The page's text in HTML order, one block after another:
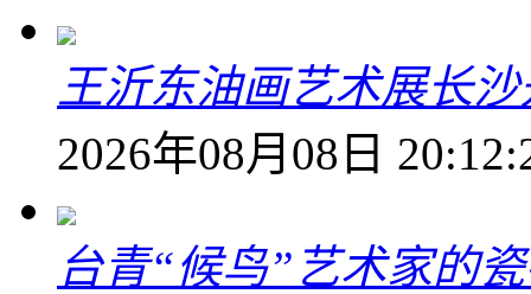
王沂东油画艺术展长
2026年08月08日
台青“候鸟”艺术家的